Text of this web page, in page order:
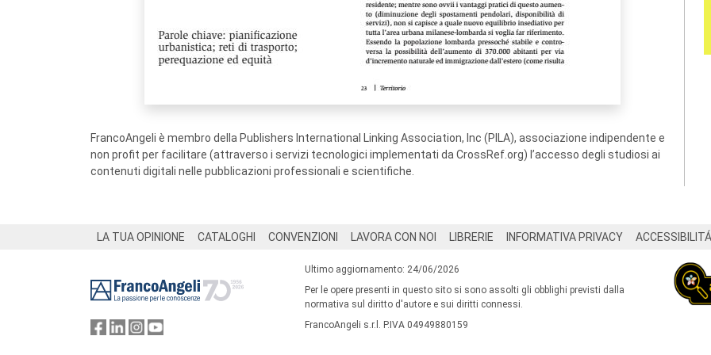
FrancoAngeli è membro della Publishers International Linking Association, Inc (PILA), associazione indipendente e
non profit per facilitare (attraverso i servizi tecnologici implementati da CrossRef.org) l’accesso degli studiosi ai
contenuti digitali nelle pubblicazioni professionali e scientifiche.
LA TUA OPINIONE CATALOGHI CONVENZIONI LAVORA CON NOI LIBRERIE INFORMATIVA PRIVACY ACCESSIBILITÁ
Ultimo aggiornamento: 24/06/2026
Per le opere presenti in questo sito si sono assolti gli obblighi previsti dalla
normativa sul diritto d'autore e sui diritti connessi.
FrancoAngeli s.r.l. P.IVA 04949880159